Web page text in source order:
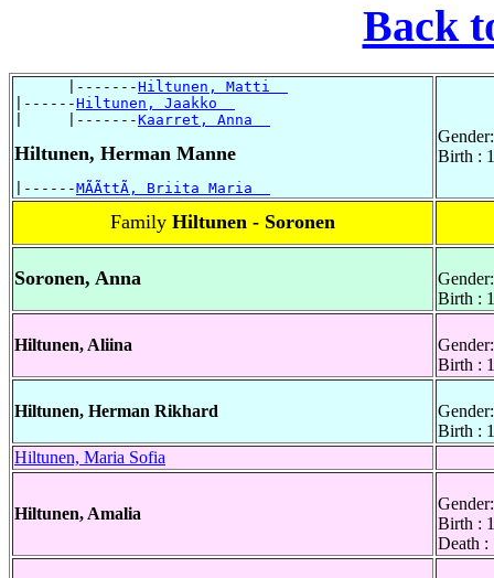
Back
      |-------
Hiltunen, Matti
|------Hiltunen, Jaakko
|     |-------Kaarret, Anna
Hiltunen, Herman Manne
|------MÃÃttÃ, Briita Maria
Birth :
Family Hiltunen - Soronen
Soronen, Anna
Birth :
Hiltunen, Aliina
Birth :
Hiltunen, Herman Rikhard
Birth :
Hiltunen, Maria Sofia
Hiltunen, Amalia
Birth :
Death :